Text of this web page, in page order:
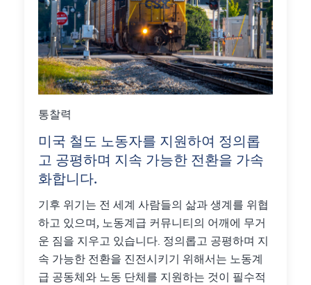
통찰력
미국 철도 노동자를 지원하여 정의롭
고 공평하며 지속 가능한 전환을 가속
화합니다.
기후 위기는 전 세계 사람들의 삶과 생계를 위협
하고 있으며, 노동계급 커뮤니티의 어깨에 무거
운 짐을 지우고 있습니다. 정의롭고 공평하며 지
속 가능한 전환을 진전시키기 위해서는 노동계
급 공동체와 노동 단체를 지원하는 것이 필수적